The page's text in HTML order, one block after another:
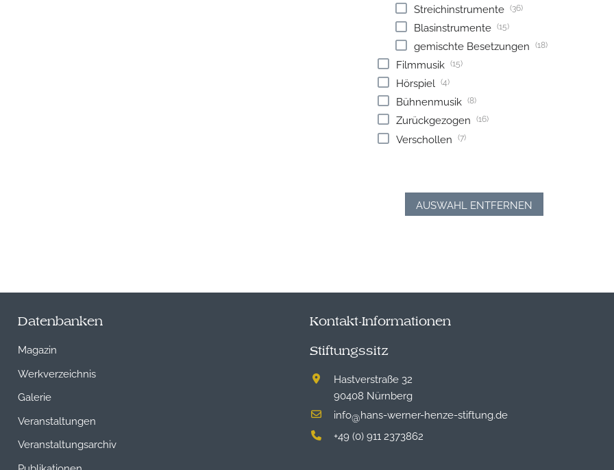
Streichinstrumente (36)
Blasinstrumente (15)
gemischte Besetzungen (18)
Filmmusik (15)
Hörspiel (4)
Bühnenmusik (8)
Zurückgezogen (16)
Verschollen (7)
AUSWAHL ENTFERNEN
Datenbanken
Magazin
Werkverzeichnis
Galerie
Veranstaltungen
Veranstaltungsarchiv
Kontakt-Informationen
Stiftungssitz
Hastverstraße 32
90408 Nürnberg
info@hans-werner-henze-stiftung.de
+49 (0) 911 2373862